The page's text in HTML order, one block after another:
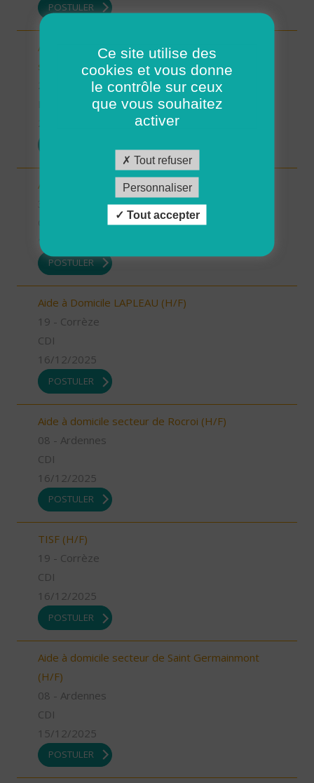
POSTULER
Auxiliaire de Vie/Accompagnant Educatif et Social
sur ROSCOFF (H/F)
29 - Finistère
Possibilité de CDI ou CDD
Auxiliaire de vie sociale - secteur Estang (H/F)
19/12/2025
POSTULER
Aide à Domicile LAPLEAU (H/F)
19 - Corrèze
CDI
16/12/2025
POSTULER
Aide à domicile secteur de Rocroi (H/F)
08 - Ardennes
CDI
16/12/2025
POSTULER
TISF (H/F)
19 - Corrèze
CDI
16/12/2025
POSTULER
Aide à domicile secteur de Saint Germainmont
(H/F)
08 - Ardennes
CDI
15/12/2025
POSTULER
Ce site utilise des
cookies et vous donne
le contrôle sur ceux
que vous souhaitez
activer
Tout refuser
Personnaliser
Tout accepter